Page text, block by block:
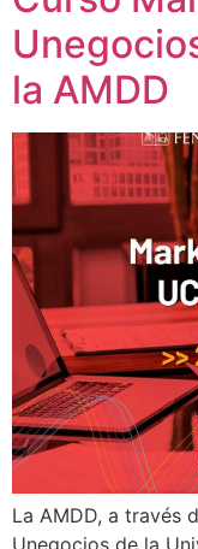
la AMDD
La AMDD, a través